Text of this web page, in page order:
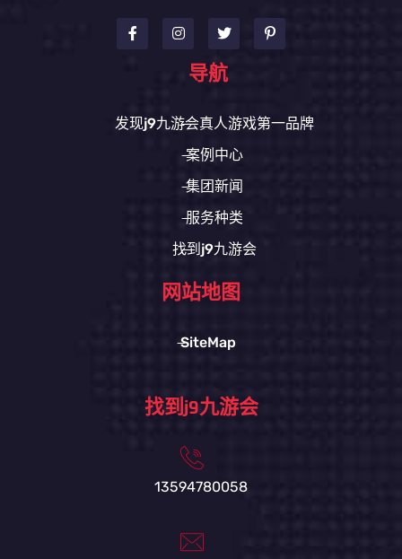
导航
发现j9九游会真人游戏第一品牌
案例中心
集团新闻
服务种类
找到j9九游会
网站地图
SiteMap
找到j9九游会
13594780058